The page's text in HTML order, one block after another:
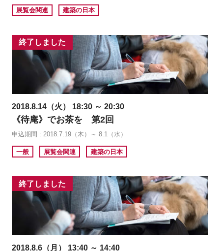
展覧会関連 建築の日本
終了しました
2018.8.14（火） 18:30 ～ 20:30
《待庵》でお茶を 第2回
申込期間 : 2018.7.19（木）～ 8.1（水）
一般 展覧会関連 建築の日本
終了しました
2018.8.6（月） 13:40 ～ 14:40